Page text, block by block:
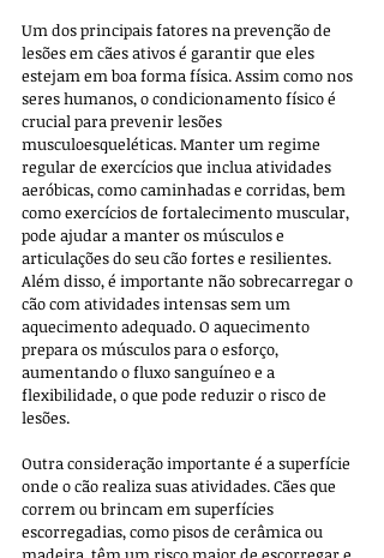
Um dos principais fatores na prevenção de
lesões em cães ativos é garantir que eles
estejam em boa forma física. Assim como nos
seres humanos, o condicionamento físico é
crucial para prevenir lesões
musculoesqueléticas. Manter um regime
regular de exercícios que inclua atividades
aeróbicas, como caminhadas e corridas, bem
como exercícios de fortalecimento muscular,
pode ajudar a manter os músculos e
articulações do seu cão fortes e resilientes.
Além disso, é importante não sobrecarregar o
cão com atividades intensas sem um
aquecimento adequado. O aquecimento
prepara os músculos para o esforço,
aumentando o fluxo sanguíneo e a
flexibilidade, o que pode reduzir o risco de
lesões.
Outra consideração importante é a superfície
onde o cão realiza suas atividades. Cães que
correm ou brincam em superfícies
escorregadias, como pisos de cerâmica ou